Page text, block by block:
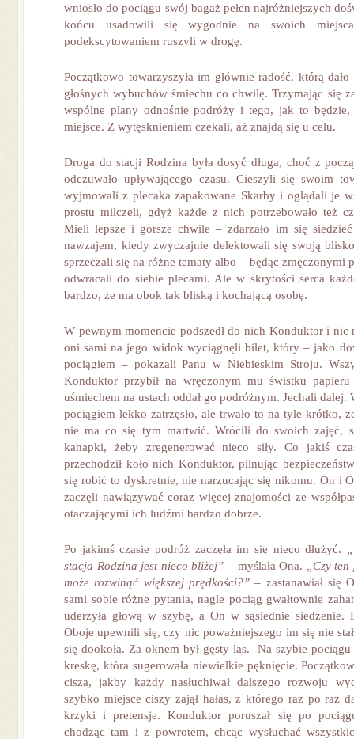
wniosło do pociągu swój bagaż pełen najróżniejszych
końcu usadowili się wygodnie na swoich
podekscytowaniem ruszyli w drogę.
Początkowo towarzyszyła im głównie radość, którą dało
głośnych wybuchów śmiechu co chwilę. Trzymając się
wspólne plany odnośnie podróży i tego, jak to
miejsce. Z wytęsknieniem czekali, aż znajdą się u celu.
Droga do stacji Rodzina była dosyć długa, choć z
odczuwało upływającego czasu. Cieszyli się swoim
wyjmowali z plecaka zapakowane Skarby i oglądali je
prostu milczeli, gdyż każde z nich potrzebowało też
Mieli lepsze i gorsze chwile – zdarzało im się
nawzajem, kiedy zwyczajnie delektowali się swoją
sprzeczali się na różne tematy albo – będąc zmęczonymi
odwracali do siebie plecami. Ale w skrytości serca
bardzo, że ma obok tak bliską i kochającą osobę.
W pewnym momencie podszedł do nich Konduktor i nic
oni sami na jego widok wyciągnęli bilet, który – jako
pociągiem – pokazali Panu w Niebieskim Stroju.
Konduktor przybił na wręczonym mu świstku
uśmiechem na ustach oddał go podróżnym. Jechali dalej.
pociągiem lekko zatrzęsło, ale trwało to na tyle krótko,
nie ma co się tym martwić. Wrócili do swoich zajęć,
kanapki, żeby zregenerować nieco siły. Co jakiś
przechodził koło nich Konduktor, pilnując
się robić to dyskretnie, nie narzucając się nikomu. On i
zaczęli nawiązywać coraz więcej znajomości ze
otaczającymi ich ludźmi bardzo dobrze.
Po jakimś czasie podróż zaczęła im się nieco dłużyć.
stacja Rodzina jest nieco bliżej” – myślała Ona.
„Czy
może rozwinąć większej prędkości?”– zastanawiał się
sami sobie różne pytania, nagle pociąg gwałtownie
uderzyła głową w szybę, a On w sąsiednie siedzenie.
Oboje upewnili się, czy nic poważniejszego im się nie
się dookoła. Za oknem był gęsty las. Na szybie
kreskę, która sugerowała niewielkie pęknięcie.
cisza, jakby każdy nasłuchiwał dalszego rozwoju
szybko miejsce ciszy zajął hałas, z którego raz po raz
krzyki i pretensje. Konduktor poruszał się po
chodząc tam i z powrotem, chcąc wysłuchać